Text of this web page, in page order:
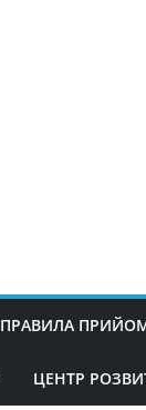
ПРАВИЛА
ЦЕНТР